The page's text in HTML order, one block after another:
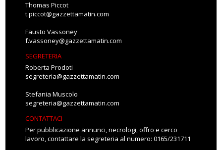
Thomas Piccot
t.piccot@gazzettamatin.com
Fausto Vassoney
f.vassoney@gazzettamatin.com
SEGRETERIA
Roberta Prodoti
segreteria@gazzettamatin.com
Stefania Muscolo
segreteria@gazzettamatin.com
CONTATTACI
Per pubblicazione annunci, necrologi, offro e cerco
lavoro, contattare la segreteria al numero: 0165/231711